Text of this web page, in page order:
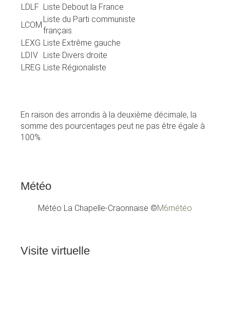
LDLF Liste Debout la France
LCOM
Liste du Parti communiste
français
LEXG Liste Extrême gauche
LDIV Liste Divers droite
LREG Liste Régionaliste
En raison des arrondis à la deuxième décimale, la
somme des pourcentages peut ne pas être égale à
100%.
Météo
Météo La Chapelle-Craonnaise ©M6météo
Visite virtuelle